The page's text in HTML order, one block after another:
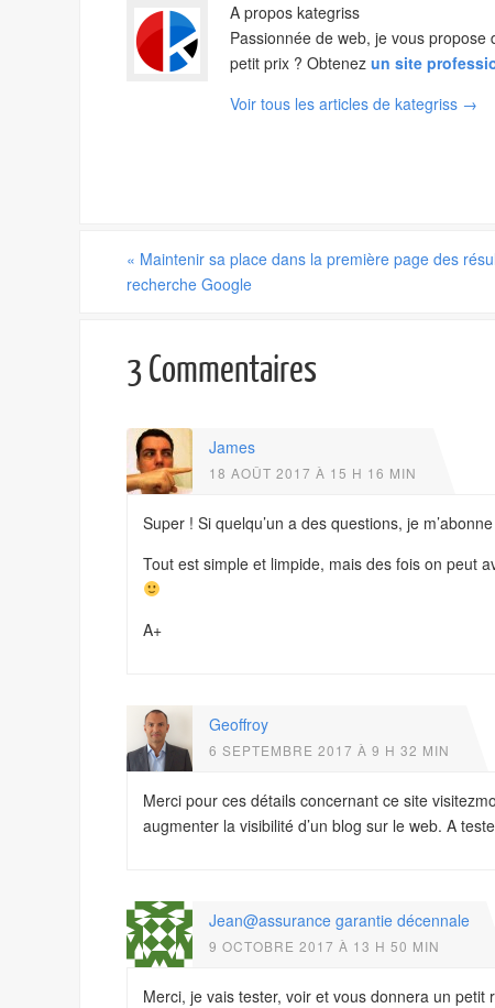
A propos kategriss
Passionnée de web, je vous
petit prix ? Obtenez un site
Voir tous les articles de kategriss →
« Maintenir sa place dans la première page des
recherche Google
3 Commentaires
James
18 AOÛT 2017 À 15 H 16 MIN
Super ! Si quelqu’un a des questions, je
Tout est simple et limpide, mais des fois on peut
A+
Geoffroy
6 SEPTEMBRE 2017 À 9 H 32 MIN
Merci pour ces détails concernant ce site
augmenter la visibilité d’un blog sur le web. A
Jean@assurance garantie décennale
9 OCTOBRE 2017 À 13 H 50 MIN
Merci, je vais tester, voir et vous donnera un petit